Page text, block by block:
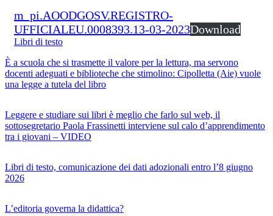
m_pi.AOODGOSV.REGISTRO-
UFFICIALEU.0008393.13-03-2023Download
Libri di testo
È a scuola che si trasmette il valore per la lettura, ma servono
docenti adeguati e biblioteche che stimolino: Cipolletta (Aie) vuole
una legge a tutela del libro
Leggere e studiare sui libri è meglio che farlo sul web, il
sottosegretario Paola Frassinetti interviene sul calo d’apprendimento
tra i giovani – VIDEO
Libri di testo, comunicazione dei dati adozionali entro l’8 giugno
2026
L’editoria governa la didattica?